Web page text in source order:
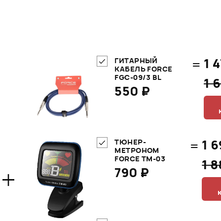
+
ГИТАРНЫЙ
КАБЕЛЬ FORCE
FGC-09/3 BL
550 ₽
= 1
1
ТЮНЕР-
МЕТРОНОМ
FORCE TM-03
790 ₽
= 1
1